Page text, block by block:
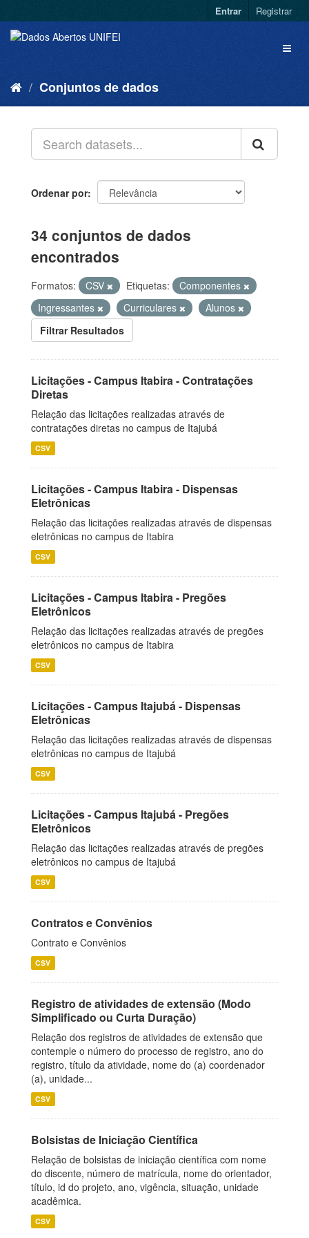
Entrar Registrar
Conjuntos de dados
Ordenar por
34 conjuntos de dados
encontrados
Formatos: CSV Etiquetas:
Componentes
Ingressantes
Curriculares
Alunos
Filtrar Resultados
Licitações - Campus Itabira - Contratações
Diretas
Relação das licitações realizadas através de
contratações diretas no campus de Itajubá
CSV
Licitações - Campus Itabira - Dispensas
Eletrônicas
Relação das licitações realizadas através de dispensas
eletrônicas no campus de Itabira
CSV
Licitações - Campus Itabira - Pregões
Eletrônicos
Relação das licitações realizadas através de pregões
eletrônicos no campus de Itabira
CSV
Licitações - Campus Itajubá - Dispensas
Eletrônicas
Relação das licitações realizadas através de dispensas
eletrônicas no campus de Itajubá
CSV
Licitações - Campus Itajubá - Pregões
Eletrônicos
Relação das licitações realizadas através de pregões
eletrônicos no campus de Itajubá
CSV
Contratos e Convênios
Contrato e Convênios
CSV
Registro de atividades de extensão (Modo
Simplificado ou Curta Duração)
Relação dos registros de atividades de extensão que
contemple o número do processo de registro, ano do
registro, título da atividade, nome do (a) coordenador
(a), unidade...
CSV
Bolsistas de Iniciação Científica
Relação de bolsistas de iniciação científica com nome
do discente, número de matrícula, nome do orientador,
título, id do projeto, ano, vigência, situação, unidade
acadêmica.
CSV